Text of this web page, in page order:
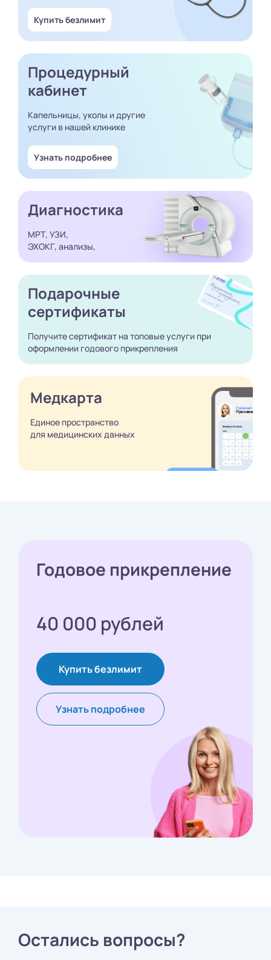
Купить безлимит
Процедурный
кабинет
Капельницы, уколы и другие
услуги в нашей клинике
Узнать подробнее
Диагностика
МРТ, УЗИ,
ЭХОКГ, анализы,
Подарочные
сертификаты
Получите сертификат на топовые услуги при
оформлении годового прикрепления
Медкарта
Единое пространство
для медицинских данных
Годовое прикрепление
40 000 рублей
Купить безлимит
Узнать подробнее
Остались вопросы?